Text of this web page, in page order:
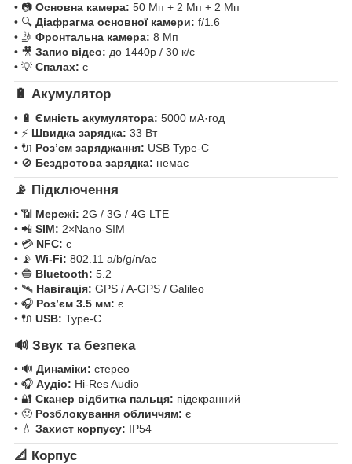
• 📷 Основна камера: 50 Мп + 2 Мп + 2 Мп
• 🔍 Діафрагма основної камери: f/1.6
• 🤳 Фронтальна камера: 8 Мп
• 🎥 Запис відео: до 1440p / 30 к/с
• 💡 Спалах: є
🔋 Акумулятор
• 🔋 Ємність акумулятора: 5000 мА·год
• ⚡ Швидка зарядка: 33 Вт
• 🔌 Роз’єм заряджання: USB Type-C
• 🚫 Бездротова зарядка: немає
📡 Підключення
• 📶 Мережі: 2G / 3G / 4G LTE
• 📲 SIM: 2×Nano-SIM
• 💳 NFC: є
• 📡 Wi-Fi: 802.11 a/b/g/n/ac
• 🔵 Bluetooth: 5.2
• 🛰 Навігація: GPS / A-GPS / Galileo
• 🎧 Роз’єм 3.5 мм: є
• 🔌 USB: Type-C
🔊 Звук та безпека
• 🔊 Динаміки: стерео
• 🎧 Аудіо: Hi-Res Audio
• 🔐 Сканер відбитка пальця: підекранний
• 🙂 Розблокування обличчям: є
• 💧 Захист корпусу: IP54
📐 Корпус